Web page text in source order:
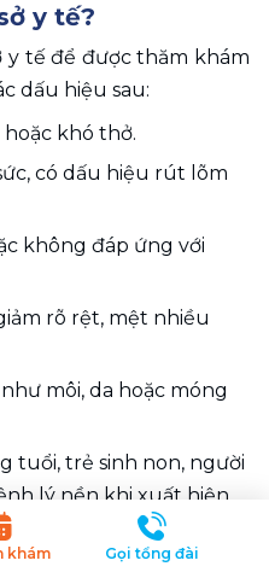
y tế?
y tế để được thăm khám
dấu hiệu sau:
khó thở.
có dấu hiệu rút lõm
không đáp ứng với
rõ rệt, mệt nhiều
môi, da hoặc móng
tuổi, trẻ sinh non, người
lý nền khi xuất hiện
RSV.
khám Gọi tổng đài